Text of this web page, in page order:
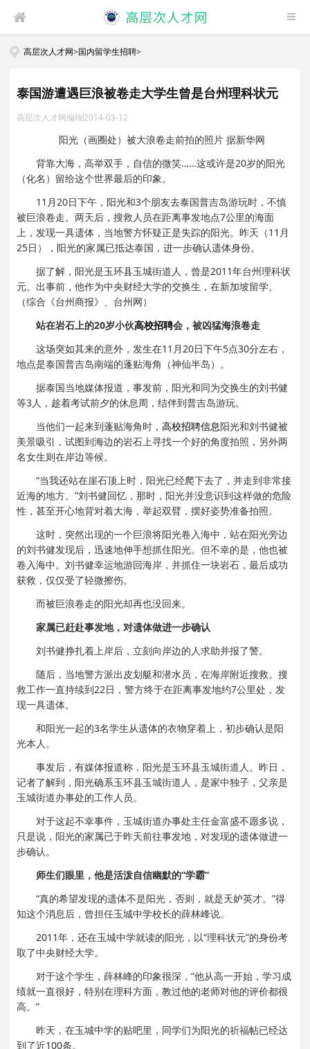
高层次人才网>国内留学生招聘>
泰国游遭遇巨浪被卷走大学生曾是台州理科状元
高层次人才网编辑2014-03-12
阳光（画圈处）被大浪卷走前拍的照片 据新华网
背靠大海，高举双手，自信的微笑……这或许是20岁的阳光
（化名）留给这个世界最后的印象。
11月20日下午，阳光和3个朋友去泰国普吉岛游玩时，不慎
被巨浪卷走。两天后，搜救人员在距离事发地点7公里的海面
上，发现一具遗体，当地警方怀疑正是失踪的阳光。昨天（11月
25日），阳光的家属已抵达泰国，进一步确认遗体身份。
据了解，阳光是玉环县玉城街道人，曾是2011年台州理科状
元。出事前，他作为中央财经大学的交换生，在新加坡留学。
（综合《台州商报》、台州网）
站在岩石上的20岁小伙高校招聘会，被凶猛海浪卷走
这场突如其来的意外，发生在11月20日下午5点30分左右，
地点是泰国普吉岛南端的蓬贴海角（神仙半岛）。
据泰国当地媒体报道，事发前，阳光和同为交换生的刘书健
等3人，趁着考试前夕的休息周，结伴到普吉岛游玩。
当他们一起来到蓬贴海角时，高校招聘信息阳光和刘书健被
美景吸引，试图到海边的岩石上寻找一个好的角度拍照，另外两
名女生则在岸边等候。
“当我还站在崖石顶上时，阳光已经爬下去了，并走到非常接
近海的地方。”刘书健回忆，那时，阳光并没意识到这样做的危险
性，甚至开心地背对着大海，举起双臂，摆好姿势准备拍照。
这时，突然出现的一个巨浪将阳光卷入海中，站在阳光旁边
的刘书健发现后，迅速地伸手想抓住阳光。但不幸的是，他也被
卷入海中。刘书健幸运地游回海岸，并抓住一块岩石，最后成功
获救，仅仅受了轻微擦伤。
而被巨浪卷走的阳光却再也没回来。
家属已赶赴事发地，对遗体做进一步确认
刘书健挣扎着上岸后，立刻向岸边的人求助并报了警。
随后，当地警方派出皮划艇和潜水员，在海岸附近搜救。搜
救工作一直持续到22日，警方终于在距离事发地约7公里处，发
现一具遗体。
和阳光一起的3名学生从遗体的衣物穿着上，初步确认是阳
光本人。
事发后，有媒体报道称，阳光是玉环县玉城街道人。昨日，
记者了解到，阳光确系玉环县玉城街道人，是家中独子，父亲是
玉城街道办事处的工作人员。
对于这起不幸事件，玉城街道办事处主任金富盛不愿多说，
只是说，阳光的家属已于昨天前往事发地，对发现的遗体做进一
步确认。
师生们眼里，他是活泼自信幽默的“学霸”
“真的希望发现的遗体不是阳光，否则，就是天妒英才。”得
知这个消息后，曾担任玉城中学校长的薛林峰说。
2011年，还在玉城中学就读的阳光，以“理科状元”的身份考
取了中央财经大学。
对于这个学生，薛林峰的印象很深，“他从高一开始，学习成
绩就一直很好，特别在理科方面，教过他的老师对他的评价都很
高。”
昨天，在玉城中学的贴吧里，同学们为阳光的祈福帖已经达
到了近100条。